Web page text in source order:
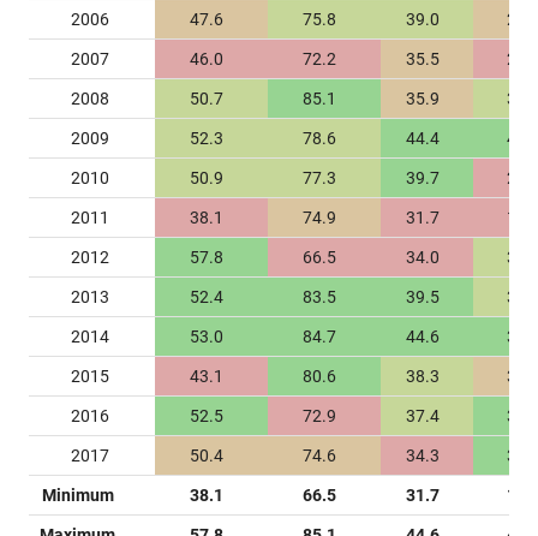
2006 47.6 75.8 39.0
2007 46.0 72.2 35.5
2008 50.7 85.1 35.9
2009 52.3 78.6 44.4
2010 50.9 77.3 39.7
2011 38.1 74.9 31.7
2012 57.8 66.5 34.0
2013 52.4 83.5 39.5
2014 53.0 84.7 44.6
2015 43.1 80.6 38.3
2016 52.5 72.9 37.4
2017 50.4 74.6 34.3
Minimum 38.1 66.5 31.7